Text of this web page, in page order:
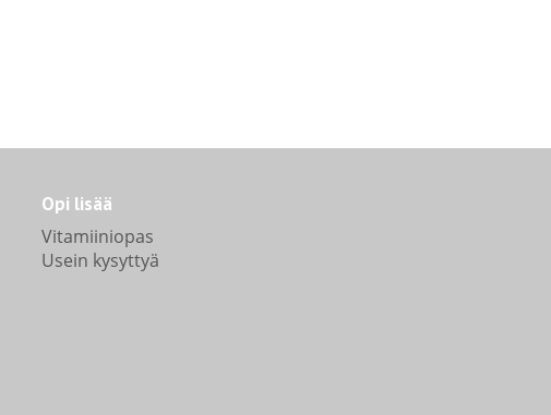
Opi lisää
Vitamiiniopas
Usein kysyttyä